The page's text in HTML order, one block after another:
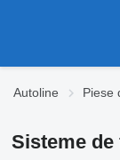
Autoline Piese
Sisteme